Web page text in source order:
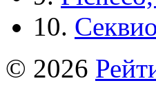
10.
© 2026